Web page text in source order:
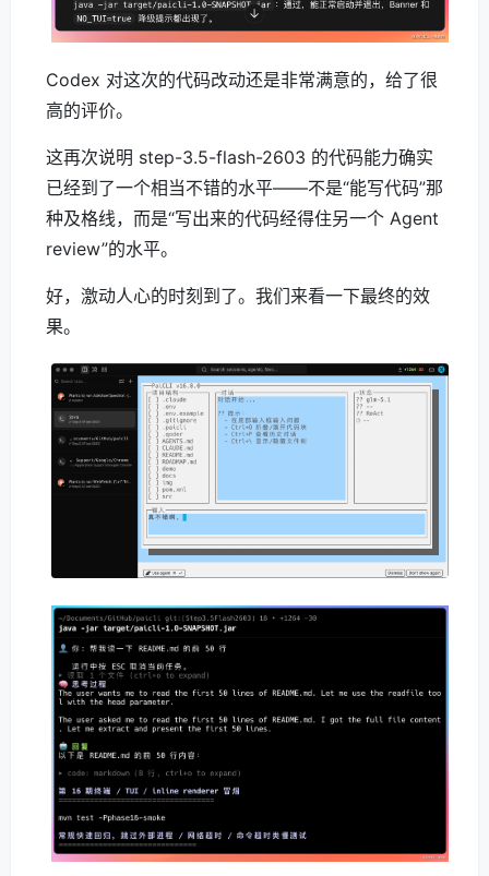
Codex 对这次的代码改动还是非常满意的，给了很
高的评价。
这再次说明 step-3.5-flash-2603 的代码能力确实
已经到了一个相当不错的水平——不是“能写代码”那
种及格线，而是“写出来的代码经得住另一个 Agent
review”的水平。
好，激动人心的时刻到了。我们来看一下最终的效
果。